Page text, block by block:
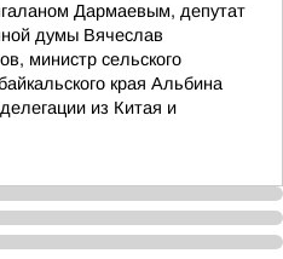
Дармаевым, депутат
думы Вячеслав
министр сельского
края Альбина
из Китая и